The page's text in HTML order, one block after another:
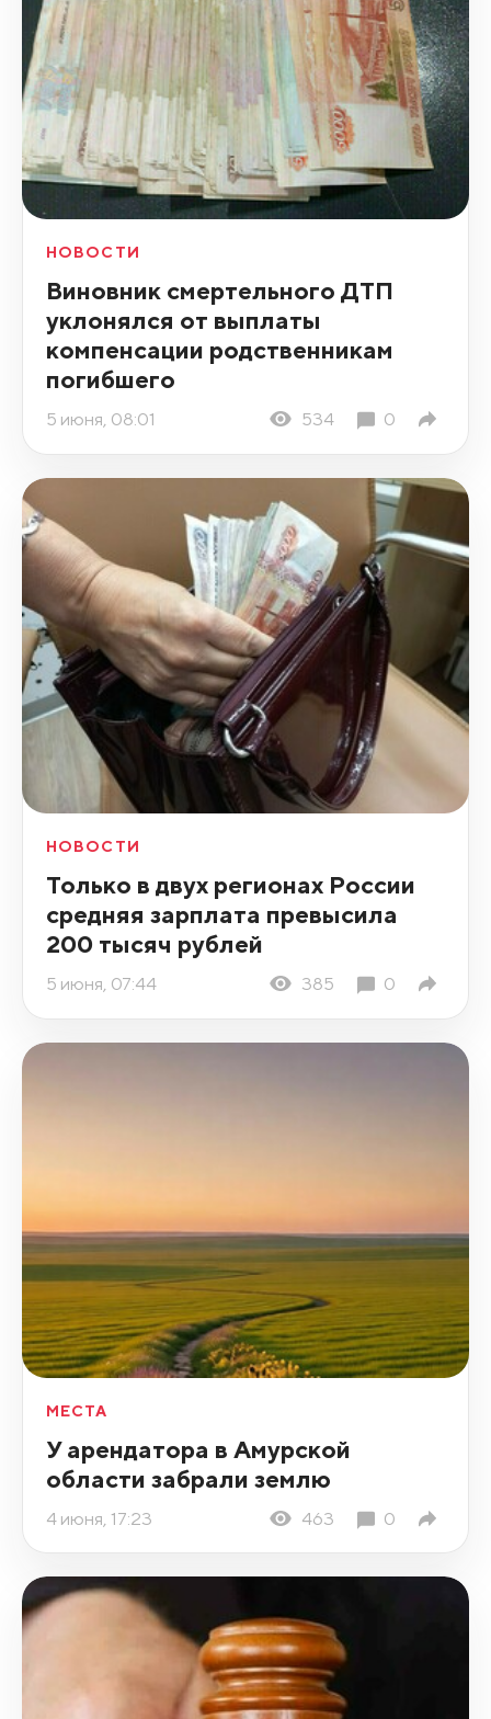
НОВОСТИ
Виновник смертельного ДТП
уклонялся от выплаты
компенсации родственникам
погибшего
5 июня, 08:01 534 0
НОВОСТИ
Только в двух регионах России
средняя зарплата превысила
200 тысяч рублей
5 июня, 07:44 385 0
МЕСТА
У арендатора в Амурской
области забрали землю
4 июня, 17:23 463 0